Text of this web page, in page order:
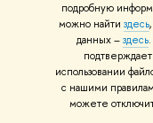
подробную
можно найти здесь
данных –здесь
использовании
с нашими
можете
Работа в Вышке
© НИУ ВШЭ 1993–2026
материалов Политика
Шрифты HSE Sans и HSE